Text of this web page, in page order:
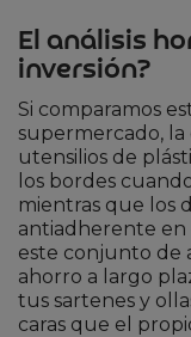
El análisis
inversión?
Si comparamos
supermercado, la
utensilios de
los bordes
mientras que los
antiadherente en
este conjunto de
ahorro a largo
tus sartenes y
caras que el